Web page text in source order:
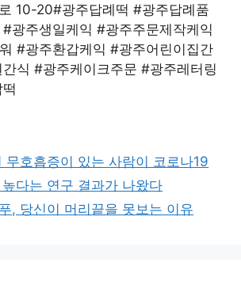
10-20#광주답례떡 #광주답례품
광주생일케익 #광주주문제작케익
#광주환갑케익 #광주어린이집간
식 #광주케이크주문 #광주레터링
무호흡증이 있는 사람이 코로나19
다는 연구 결과가 나왔다
, 당신이 머리끝을 못보는 이유